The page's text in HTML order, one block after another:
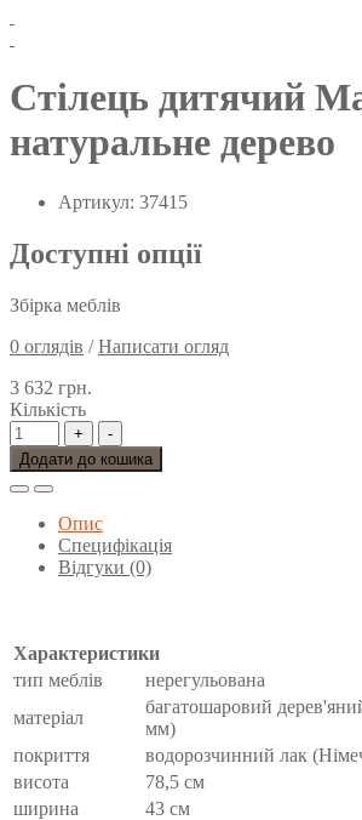
Стілець дитячий
натуральне дерево
Артикул: 37415
Доступні опції
Збірка меблів
0 оглядів /Написати огляд
3 632 грн.
Кількість
+
-
Додати до кошика
Опис
Специфікація
Відгуки (0)
Характеристики
тип меблів
нерегульована
матеріал
багатошаровий
мм)
покриття
водорозчинний лак
висота
78,5 см
ширина
43 см